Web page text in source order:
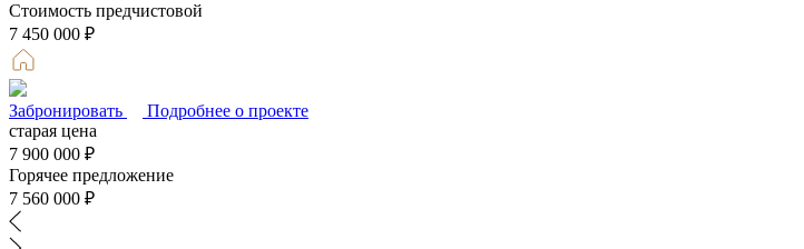
Стоимость предчистовой
7 450 000 ₽
Забронировать
Подробнее о проекте
старая цена
7 900 000 ₽
Горячее предложение
7 560 000 ₽